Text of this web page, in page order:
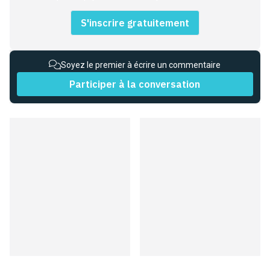
S'inscrire gratuitement
Soyez le premier à écrire un commentaire
Participer à la conversation